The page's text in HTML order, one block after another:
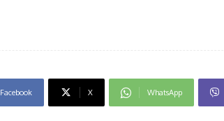
Facebook X WhatsApp